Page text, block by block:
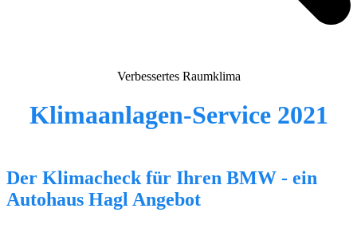
Verbessertes Raumklima
Klimaanlagen-Service 2021
Der Klimacheck für Ihren BMW - ein
Autohaus Hagl Angebot